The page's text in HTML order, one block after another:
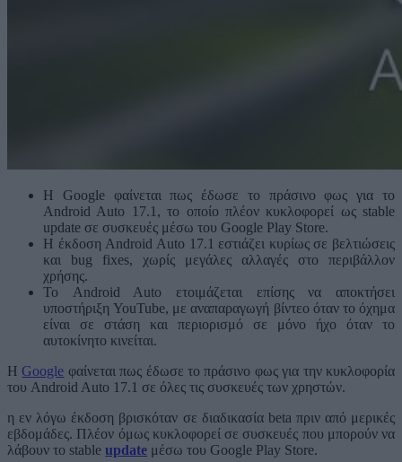
Η Google φαίνεται πως έδωσε το πράσινο φως για το
Android Auto 17.1, το οποίο πλέον κυκλοφορεί ως stable
update σε συσκευές μέσω του Google Play Store.
Η έκδοση Android Auto 17.1 εστιάζει κυρίως σε βελτιώσεις
και bug fixes, χωρίς μεγάλες αλλαγές στο περιβάλλον
χρήσης.
Το Android Auto ετοιμάζεται επίσης να αποκτήσει
υποστήριξη YouTube, με αναπαραγωγή βίντεο όταν το όχημα
είναι σε στάση και περιορισμό σε μόνο ήχο όταν το
αυτοκίνητο κινείται.
Η Google φαίνεται πως έδωσε το πράσινο φως για την κυκλοφορία
του Android Auto 17.1 σε όλες τις συσκευές των χρηστών.
η εν λόγω έκδοση βρισκόταν σε διαδικασία beta πριν από μερικές
εβδομάδες. Πλέον όμως κυκλοφορεί σε συσκευές που μπορούν να
λάβουν το stable update μέσω του Google Play Store.